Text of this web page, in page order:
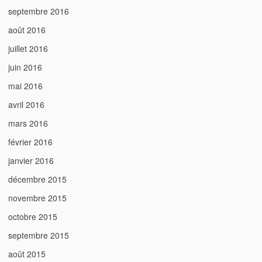
septembre 2016
août 2016
juillet 2016
juin 2016
mai 2016
avril 2016
mars 2016
février 2016
janvier 2016
décembre 2015
novembre 2015
octobre 2015
septembre 2015
août 2015